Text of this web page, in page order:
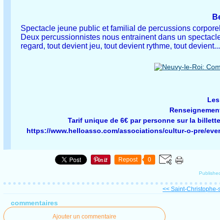
Spectacle jeune public et familial de percussions
Deux percussionnistes nous entrainent dans un
regard, tout devient jeu, tout devient rythme, tout
Tarif unique de 6€ par personne sur la
https://www.helloasso.com/associations/cultur-o-pre/
Repost 0
<< Saint-Christophe-
commentaires
Ajouter un commentaire